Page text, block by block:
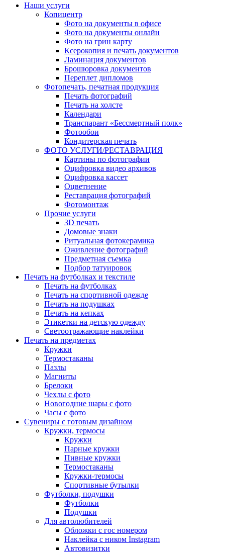
Наши услуги
Копицентр
Фото на документы в офисе
Фото на документы онлайн
Фото на грин карту
Ксерокопия и печать документов
Ламинация документов
Брошюровка документов
Переплет дипломов
Фотопечать, печатная продукция
Печать фотографий
Печать на холсте
Календари
Транспарант «Бессмертный полк»
Фотообои
Кондитерская печать
ФОТО УСЛУГИ/РЕСТАВРАЦИЯ
Картины по фотографии
Оцифровка видео архивов
Оцифровка кассет
Оцветнение
Реставрация фотографий
Фотомонтаж
Прочие услуги
3D печать
Домовые знаки
Ритуальная фотокерамика
Оживление фотографий
Предметная съемка
Подбор татуировок
Печать на футболках и текстиле
Печать на футболках
Печать на спортивной одежде
Печать на подушках
Печать на кепках
Этикетки на детскую одежду
Светоотражающие наклейки
Печать на предметах
Кружки
Термостаканы
Пазлы
Магниты
Брелоки
Чехлы с фото
Новогодние шары с фото
Часы с фото
Сувениры с готовым дизайном
Кружки, термосы
Кружки
Парные кружки
Пивные кружки
Термостаканы
Кружки-термосы
Спортивные бутылки
Футболки, подушки
Футболки
Подушки
Для автолюбителей
Обложки с гос номером
Наклейка с ником Instagram
Автовизитки